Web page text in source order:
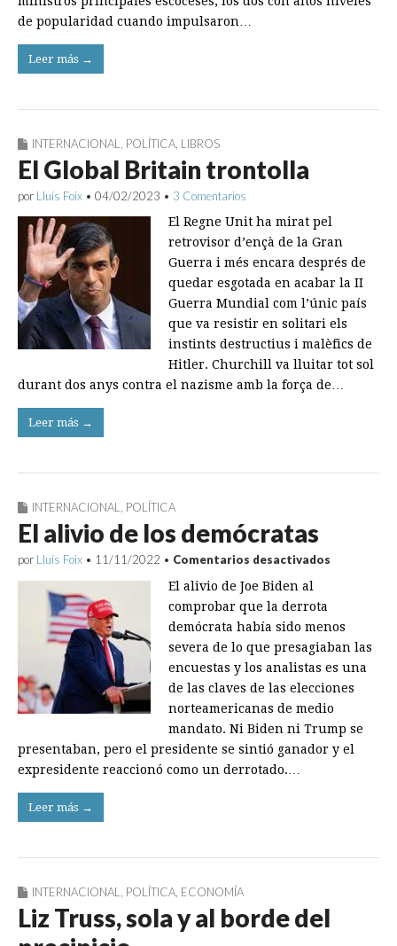
de popularidad cuando im­pulsaron…
Leer más →
INTERNACIONAL POLÍTICA LIBROS
El Global Britain trontolla
por Lluís Foix • 04/02/2023 • 3 Comentarios
El Regne Unit ha mirat pel
retrovisor d’ençà de la Gran
Guerra i més encara després de
quedar esgotada en acabar la II
Guerra Mundial com l’únic país
que va resistir en solitari els
instints destructius i malèfics de
Hitler. Churchill va lluitar tot sol
durant dos anys contra el nazisme amb la força de…
Leer más →
INTERNACIONAL, POLÍTICA
El alivio de los demócratas
por Lluís Foix • 11/11/2022 • Comentarios desactivados
El alivio de Joe Biden al
comprobar que la derrota
demócrata había sido menos
severa de lo que presagiaban las
encuestas y los analistas es una
de las claves de las elecciones
norteamericanas de medio
mandato. Ni Biden ni Trump se
presentaban, pero el presidente se sintió ganador y el
expresidente reaccionó como un derrotado.…
Leer más →
INTERNACIONAL, POLÍTICA, ECONOMÍA
Liz Truss, sola y al borde del